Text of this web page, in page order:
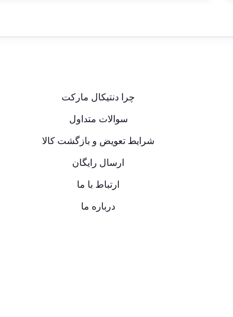
چرا دنتیکال مارکت
سوالات متداول
شرایط تعویض و بازگشت کالا
ارسال رایگان
ارتباط با ما
درباره ما